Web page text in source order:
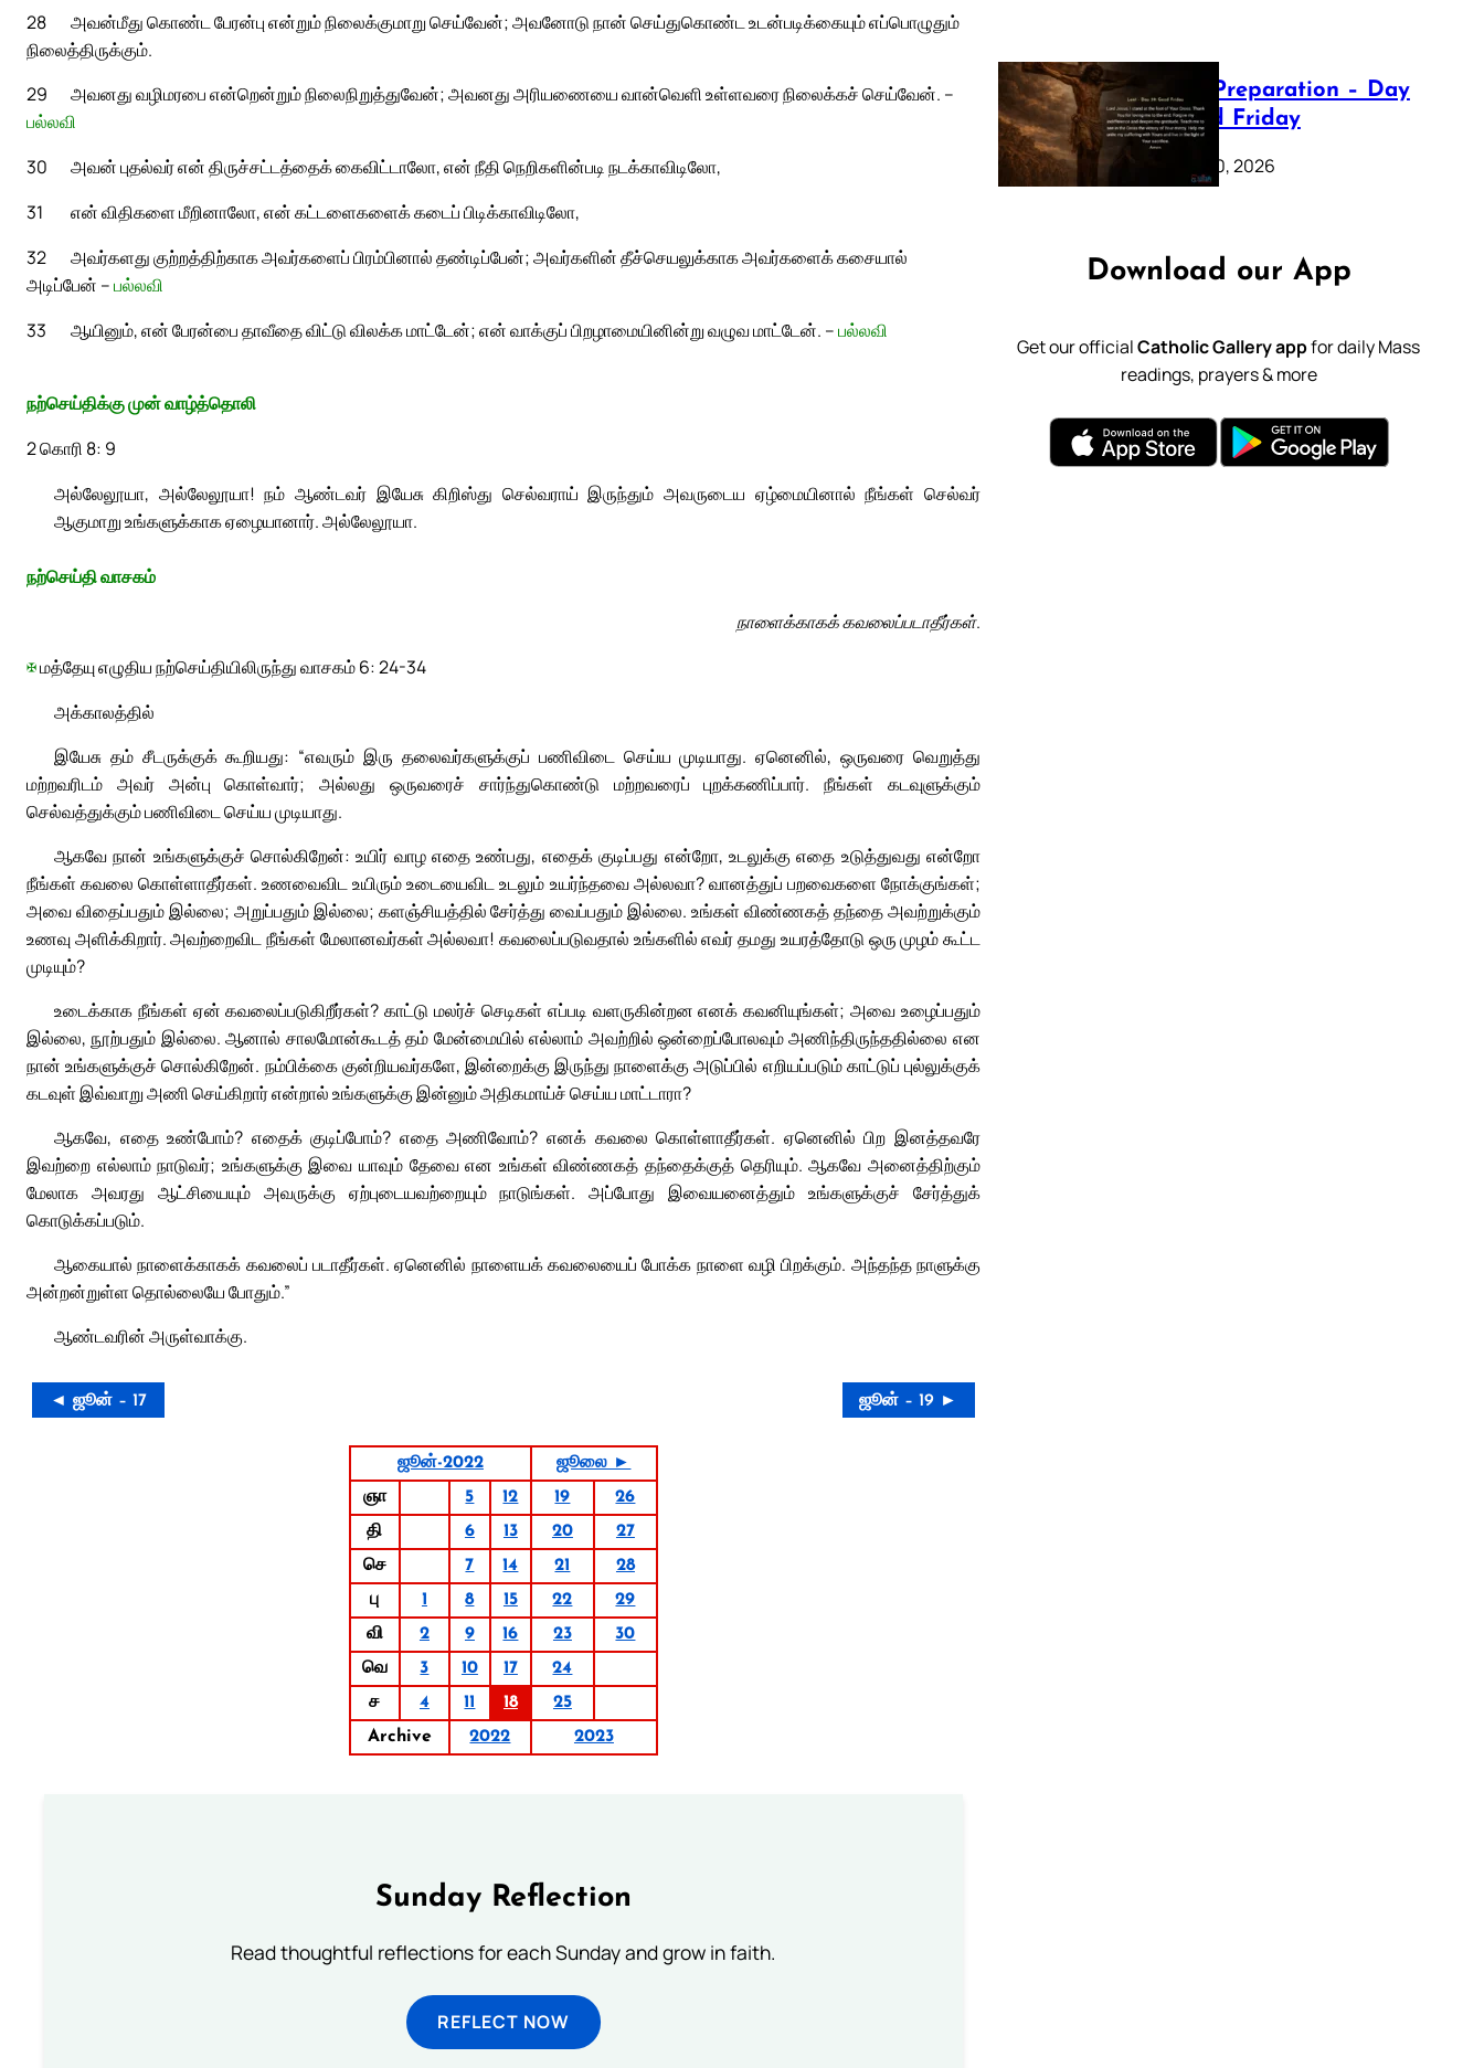
28
அவன்மீது கொண்ட பேரன்பு என்றும் நிலைக்குமாறு செய்வேன்; அவனோடு நான் செய்துகொண்ட உடன்படிக்கையும் எப்பொழுதும்
நிலைத்திருக்கும்.
29
அவனது வழிமரபை என்றென்றும் நிலைநிறுத்துவேன்; அவனது அரியணையை வான்வெளி உள்ளவரை நிலைக்கச் செய்வேன். –
பல்லவி
30
அவன் புதல்வர் என் திருச்சட்டத்தைக் கைவிட்டாலோ, என் நீதி நெறிகளின்படி நடக்காவிடிலோ,
31
என் விதிகளை மீறினாலோ, என் கட்டளைகளைக் கடைப் பிடிக்காவிடிலோ,
32
அவர்களது குற்றத்திற்காக அவர்களைப் பிரம்பினால் தண்டிப்பேன்; அவர்களின் தீச்செயலுக்காக அவர்களைக் கசையால்
அடிப்பேன் –பல்லவி
33
ஆயினும், என் பேரன்பை தாவீதை விட்டு விலக்க மாட்டேன்; என் வாக்குப் பிறழாமையினின்று வழுவ மாட்டேன். –பல்லவி
நற்செய்திக்கு முன் வாழ்த்தொலி
2 கொரி 8: 9
அல்லேலூயா, அல்லேலூயா! நம் ஆண்டவர் இயேசு கிறிஸ்து செல்வராய் இருந்தும் அவருடைய ஏழ்மையினால் நீங்கள் செல்வர்
ஆகுமாறு உங்களுக்காக ஏழையானார். அல்லேலூயா.
நற்செய்தி வாசகம்
நாளைக்காகக் கவலைப்படாதீர்கள்.
✠மத்தேயு எழுதிய நற்செய்தியிலிருந்து வாசகம் 6: 24-34
அக்காலத்தில்
இயேசு தம் சீடருக்குக் கூறியது: “எவரும் இரு தலைவர்களுக்குப் பணிவிடை செய்ய முடியாது. ஏனெனில், ஒருவரை வெறுத்து
மற்றவரிடம் அவர் அன்பு கொள்வார்; அல்லது ஒருவரைச் சார்ந்துகொண்டு மற்றவரைப் புறக்கணிப்பார். நீங்கள் கடவுளுக்கும்
செல்வத்துக்கும் பணிவிடை செய்ய முடியாது.
ஆகவே நான் உங்களுக்குச் சொல்கிறேன்: உயிர் வாழ எதை உண்பது, எதைக் குடிப்பது என்றோ, உடலுக்கு எதை உடுத்துவது என்றோ
நீங்கள் கவலை கொள்ளாதீர்கள். உணவைவிட உயிரும் உடையைவிட உடலும் உயர்ந்தவை அல்லவா? வானத்துப் பறவைகளை நோக்குங்கள்;
அவை விதைப்பதும் இல்லை; அறுப்பதும் இல்லை; களஞ்சியத்தில் சேர்த்து வைப்பதும் இல்லை. உங்கள் விண்ணகத் தந்தை அவற்றுக்கும்
உணவு அளிக்கிறார். அவற்றைவிட நீங்கள் மேலானவர்கள் அல்லவா! கவலைப்படுவதால் உங்களில் எவர் தமது உயரத்தோடு ஒரு முழம் கூட்ட
முடியும்?
உடைக்காக நீங்கள் ஏன் கவலைப்படுகிறீர்கள்? காட்டு மலர்ச் செடிகள் எப்படி வளருகின்றன எனக் கவனியுங்கள்; அவை உழைப்பதும்
இல்லை, நூற்பதும் இல்லை. ஆனால் சாலமோன்கூடத் தம் மேன்மையில் எல்லாம் அவற்றில் ஒன்றைப்போலவும் அணிந்திருந்ததில்லை என
நான் உங்களுக்குச் சொல்கிறேன். நம்பிக்கை குன்றியவர்களே, இன்றைக்கு இருந்து நாளைக்கு அடுப்பில் எறியப்படும் காட்டுப் புல்லுக்குக்
கடவுள் இவ்வாறு அணி செய்கிறார் என்றால் உங்களுக்கு இன்னும் அதிகமாய்ச் செய்ய மாட்டாரா?
ஆகவே, எதை உண்போம்? எதைக் குடிப்போம்? எதை அணிவோம்? எனக் கவலை கொள்ளாதீர்கள். ஏனெனில் பிற இனத்தவரே
இவற்றை எல்லாம் நாடுவர்; உங்களுக்கு இவை யாவும் தேவை என உங்கள் விண்ணகத் தந்தைக்குத் தெரியும். ஆகவே அனைத்திற்கும்
மேலாக அவரது ஆட்சியையும் அவருக்கு ஏற்புடையவற்றையும் நாடுங்கள். அப்போது இவையனைத்தும் உங்களுக்குச் சேர்த்துக்
கொடுக்கப்படும்.
ஆகையால் நாளைக்காகக் கவலைப் படாதீர்கள். ஏனெனில் நாளையக் கவலையைப் போக்க நாளை வழி பிறக்கும். அந்தந்த நாளுக்கு
அன்றன்றுள்ள தொல்லையே போதும்.”
ஆண்டவரின் அருள்வாக்கு.
◄ ஜூன் – 17 ஜூன் – 19 ►
ஜூன்-2022
ஜூலை ►
ஞா
5 12 19
26
தி
6 13 20
27
செ
7 14 21
28
பு
1 8 15 22
29
வி
2 9 16 23
30
வெ
3 10 17
24
ச
4 11 18
25
Archive
2022 2023
Sunday Reflection
Read thoughtful reflections for each Sunday and grow in faith.
REFLECT NOW
Lenten Preparation – Day
39: Good Friday
February 20, 2026
Download our App
Get our officialCatholic Gallery appfor daily Mass
readings, prayers & more